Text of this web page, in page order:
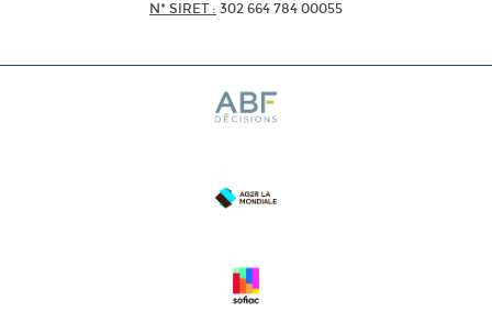
N* SIRET : 302 664 784 00055